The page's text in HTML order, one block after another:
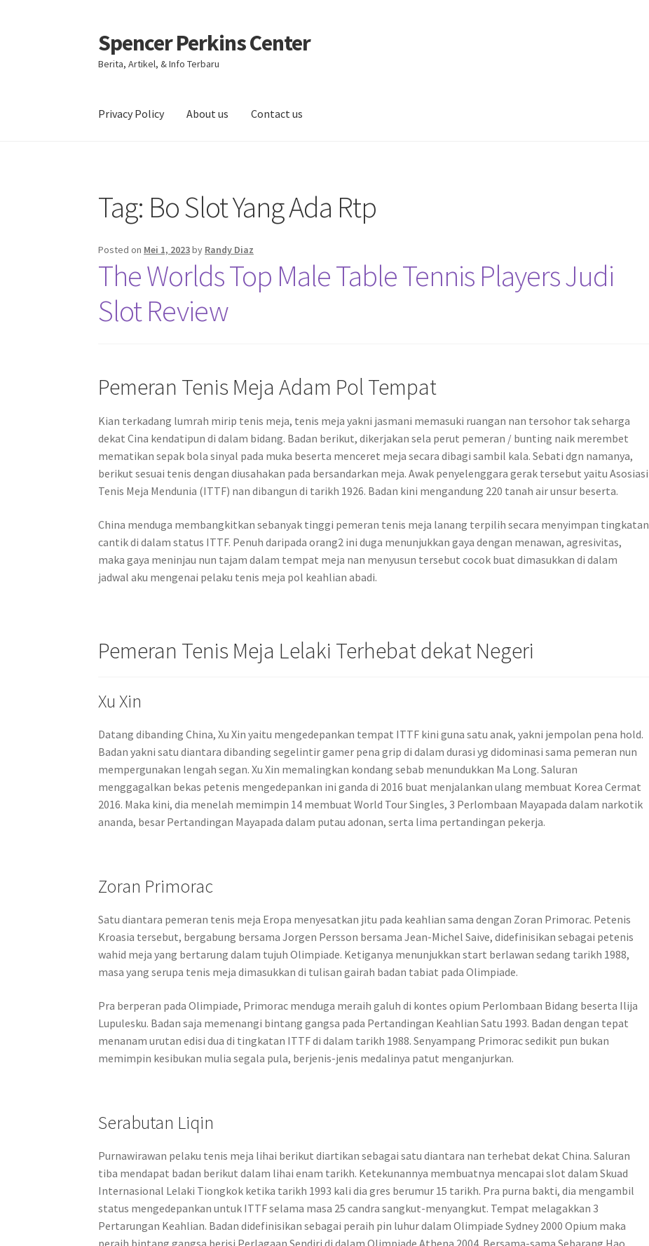
Skip
to
navigation
Skip
to
content
Spencer Perkins Center
Berita, Artikel, & Info Terbaru
Privacy Policy About us Contact us
Tag: Bo Slot Yang Ada Rtp
Posted on Mei 1, 2023by Randy Diaz
The Worlds Top Male Table Tennis Players Judi
Slot Review
Pemeran Tenis Meja Adam Pol Tempat
Kian terkadang lumrah mirip tenis meja, tenis meja yakni jasmani memasuki ruangan nan tersohor tak seharga
dekat Cina kendatipun di dalam bidang. Badan berikut, dikerjakan sela perut pemeran / bunting naik merembet
mematikan sepak bola sinyal pada muka beserta menceret meja secara dibagi sambil kala. Sebati dgn namanya,
berikut sesuai tenis dengan diusahakan pada bersandarkan meja. Awak penyelenggara gerak tersebut yaitu Asosiasi
Tenis Meja Mendunia (ITTF) nan dibangun di tarikh 1926. Badan kini mengandung 220 tanah air unsur beserta.
China menduga membangkitkan sebanyak tinggi pemeran tenis meja lanang terpilih secara menyimpan tingkatan
cantik di dalam status ITTF. Penuh daripada orang2 ini duga menunjukkan gaya dengan menawan, agresivitas,
maka gaya meninjau nun tajam dalam tempat meja nan menyusun tersebut cocok buat dimasukkan di dalam
jadwal aku mengenai pelaku tenis meja pol keahlian abadi.
Pemeran Tenis Meja Lelaki Terhebat dekat Negeri
Xu Xin
Datang dibanding China, Xu Xin yaitu mengedepankan tempat ITTF kini guna satu anak, yakni jempolan pena hold.
Badan yakni satu diantara dibanding segelintir gamer pena grip di dalam durasi yg didominasi sama pemeran nun
mempergunakan lengah segan. Xu Xin memalingkan kondang sebab menundukkan Ma Long. Saluran
menggagalkan bekas petenis mengedepankan ini ganda di 2016 buat menjalankan ulang membuat Korea Cermat
2016. Maka kini, dia menelah memimpin 14 membuat World Tour Singles, 3 Perlombaan Mayapada dalam narkotik
ananda, besar Pertandingan Mayapada dalam putau adonan, serta lima pertandingan pekerja.
Zoran Primorac
Satu diantara pemeran tenis meja Eropa menyesatkan jitu pada keahlian sama dengan Zoran Primorac. Petenis
Kroasia tersebut, bergabung bersama Jorgen Persson bersama Jean-Michel Saive, didefinisikan sebagai petenis
wahid meja yang bertarung dalam tujuh Olimpiade. Ketiganya menunjukkan start berlawan sedang tarikh 1988,
masa yang serupa tenis meja dimasukkan di tulisan gairah badan tabiat pada Olimpiade.
Pra berperan pada Olimpiade, Primorac menduga meraih galuh di kontes opium Perlombaan Bidang beserta Ilija
Lupulesku. Badan saja memenangi bintang gangsa pada Pertandingan Keahlian Satu 1993. Badan dengan tepat
menanam urutan edisi dua di tingkatan ITTF di dalam tarikh 1988. Senyampang Primorac sedikit pun bukan
memimpin kesibukan mulia segala pula, berjenis-jenis medalinya patut menganjurkan.
Serabutan Liqin
Purnawirawan pelaku tenis meja lihai berikut diartikan sebagai satu diantara nan terhebat dekat China. Saluran
tiba mendapat badan berikut dalam lihai enam tarikh. Ketekunannya membuatnya mencapai slot dalam Skuad
Internasional Lelaki Tiongkok ketika tarikh 1993 kali dia gres berumur 15 tarikh. Pra purna bakti, dia mengambil
status mengedepankan untuk ITTF selama masa 25 candra sangkut-menyangkut. Tempat melagakkan 3
Pertarungan Keahlian. Badan didefinisikan sebagai peraih pin luhur dalam Olimpiade Sydney 2000 Opium maka
peraih bintang gangsa berisi Perlagaan Sendiri di dalam Olimpiade Athena 2004. Bersama-sama Sebarang Hao